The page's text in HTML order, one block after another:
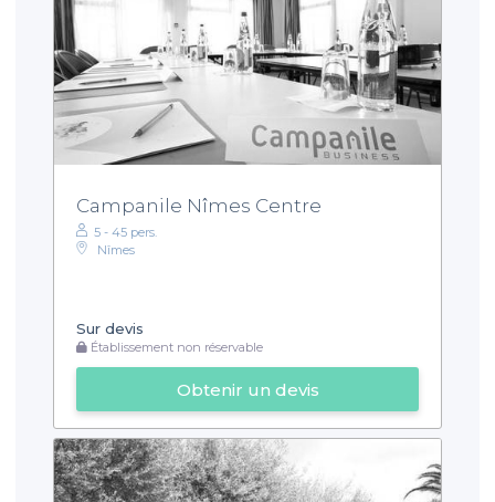
Campanile Nîmes Centre
5 - 45 pers.
Nîmes
Sur devis
Établissement non réservable
Obtenir un devis